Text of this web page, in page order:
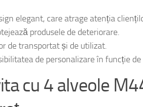
produsele de deteriorare.
de transportat și de utilizat.
de personalizare în funcție de
cu 4 alveole